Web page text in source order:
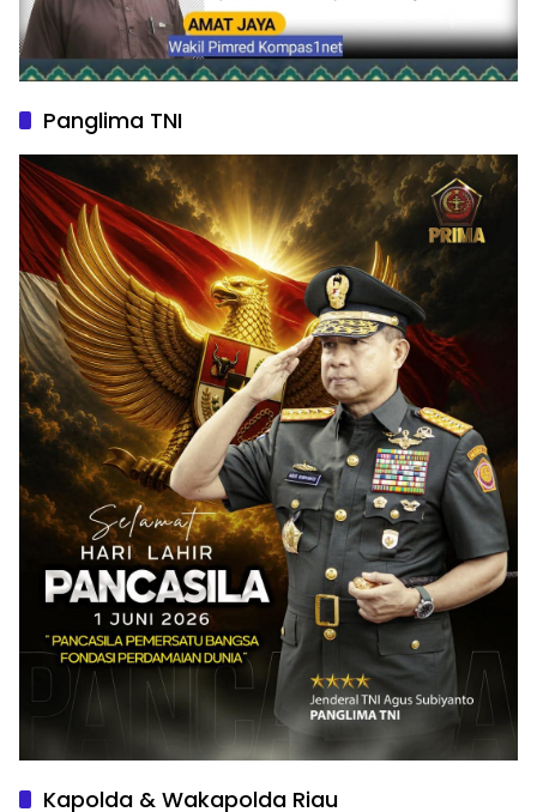
Panglima TNI
Kapolda & Wakapolda Riau